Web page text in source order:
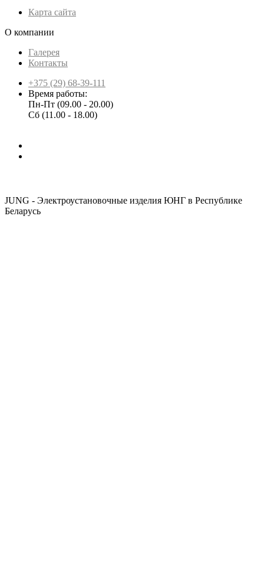
Карта сайта
О компании
Галерея
Контакты
+375 (29) 68-39-111
Время работы:
Пн-Пт (09.00 - 20.00)
Сб (11.00 - 18.00)
JUNG - Электроустановочные изделия ЮНГ в Республике
Беларусь